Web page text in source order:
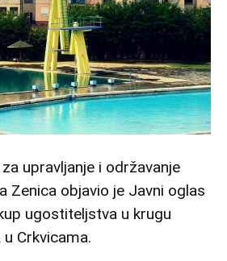
upravljanje i održavanje
Zenica objavio je Javni oglas
ugostiteljstva u krugu
Crkvicama.